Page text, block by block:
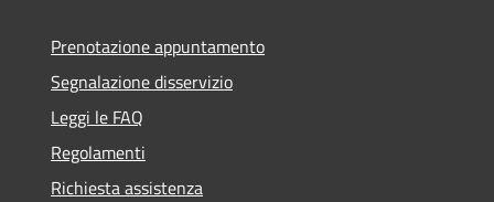
Prenotazione appuntamento
Segnalazione disservizio
Leggi le FAQ
Regolamenti
Richiesta assistenza